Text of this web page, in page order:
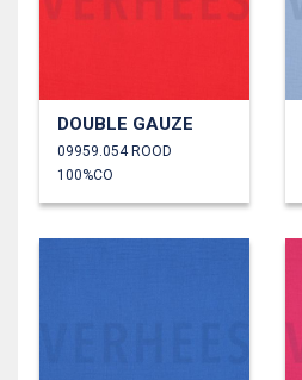
DOUBLE GAUZE
09959.054 ROOD
100%CO